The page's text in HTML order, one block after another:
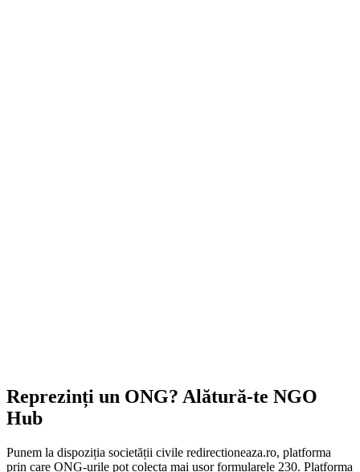
Reprezinți un ONG? Alătură-te NGO
Hub
Punem la dispoziția societății civile redirectioneaza.ro, platforma
prin care ONG-urile pot colecta mai ușor formularele 230. Platforma